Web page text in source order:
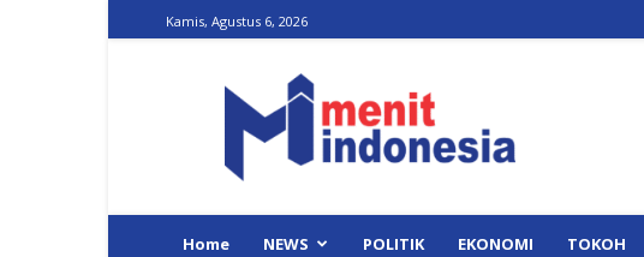
Kamis, Agustus 6, 2026
Indonesia
Home NEWS POLITIK EKONOMI TOKOH